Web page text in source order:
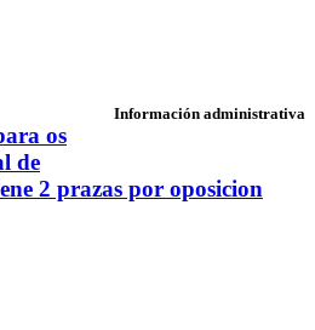
Información administrativa
os
de
2 prazas por oposicion